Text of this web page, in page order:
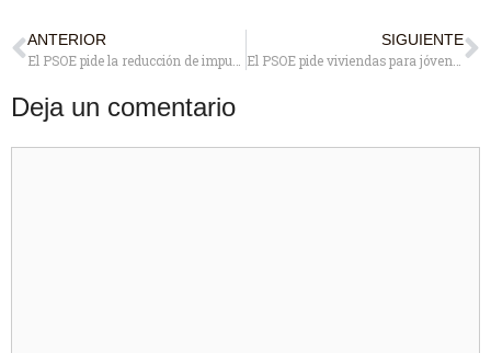
ANTERIOR
SIGUIENTE
Deja un comentario